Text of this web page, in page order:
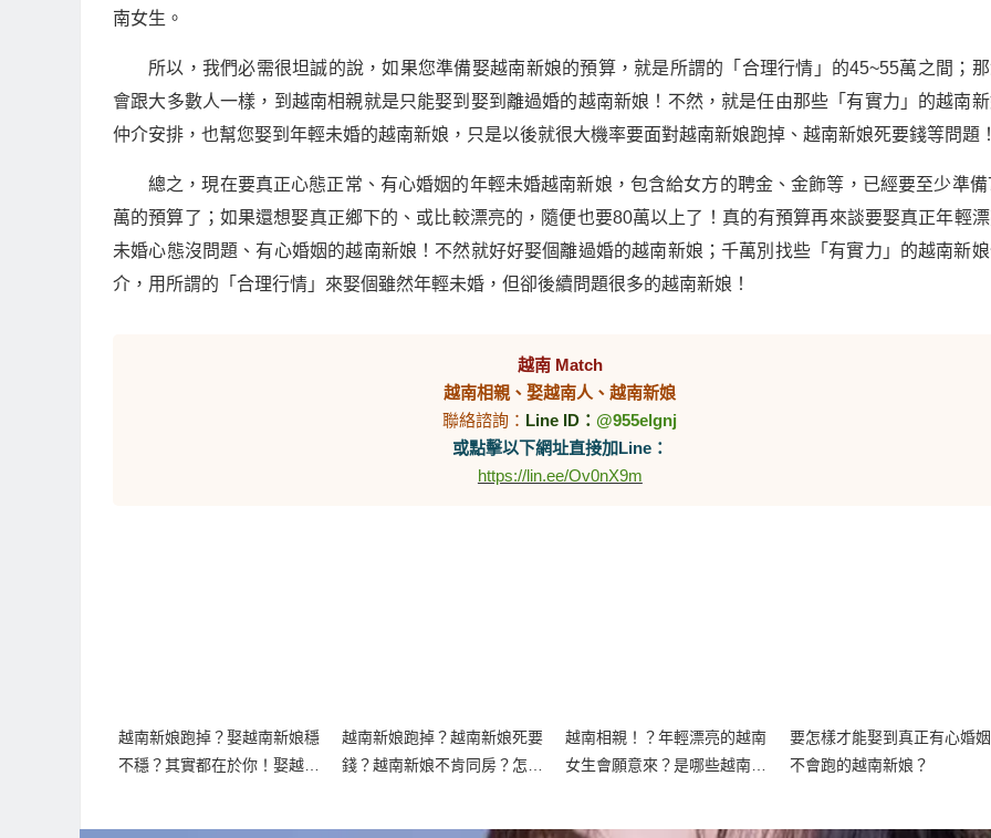
南女生。
所以，我們必需很坦誠的說，如果您準備娶越南新娘的預算，就是所謂的「合理行情」的45~55萬之間；
會跟大多數人一樣，到越南相親就是只能娶到娶到離過婚的越南新娘！不然，就是任由那些「有實力」的越南
仲介安排，也幫您娶到年輕未婚的越南新娘，只是以後就很大機率要面對越南新娘跑掉、越南新娘死要錢等問題！
總之，現在要真正心態正常、有心婚姻的年輕未婚越南新娘，包含給女方的聘金、金飾等，已經要至少準備
萬的預算了；如果還想娶真正鄉下的、或比較漂亮的，隨便也要80萬以上了！真的有預算再來談要娶真正年輕
未婚心態沒問題、有心婚姻的越南新娘！不然就好好娶個離過婚的越南新娘；千萬別找些「有實力」的越南新
介，用所謂的「合理行情」來娶個雖然年輕未婚，但卻後續問題很多的越南新娘！
越南 Match
越南相親、娶越南人、越南新娘
聯絡諮詢： Line ID：@955elgnj
或點擊以下網址直接加Line：
https://lin.ee/Ov0nX9m
越南新娘跑掉？娶越南新娘穩
不穩？其實都在於你！娶越南
越南新娘跑掉？越南新娘死要
錢？越南新娘不肯同房？怎樣
越南相親！？年輕漂亮的越南
女生會願意來？是哪些越南女
要怎樣才能娶到真正有心婚姻
不會跑的越南新娘？